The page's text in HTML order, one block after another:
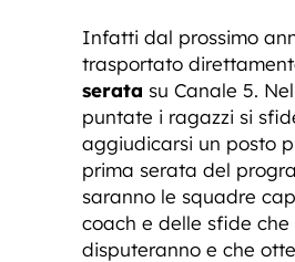
Infatti dal prossimo
trasportato
serata su Canale 5.
puntate i ragazzi si
aggiudicarsi un posto
prima serata del
saranno le squadre
coach e delle sfide che
disputeranno e che